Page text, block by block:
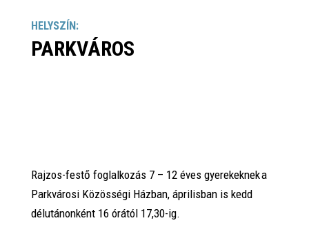
HELYSZÍN:
PARKVÁROS
Rajzos-festő foglalkozás 7 – 12 éves gyerekeknek a
Parkvárosi Közösségi Házban, áprilisban is kedd
délutánonként 16 órától 17,30-ig.